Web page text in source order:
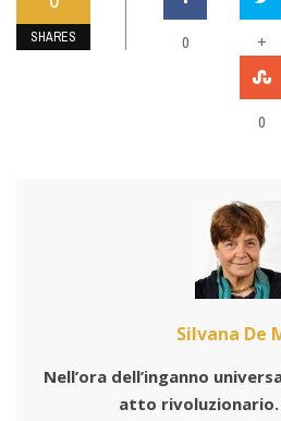
SHARES 0 +
0
Silvana De
Nell’ora dell’inganno
atto rivoluzionario.